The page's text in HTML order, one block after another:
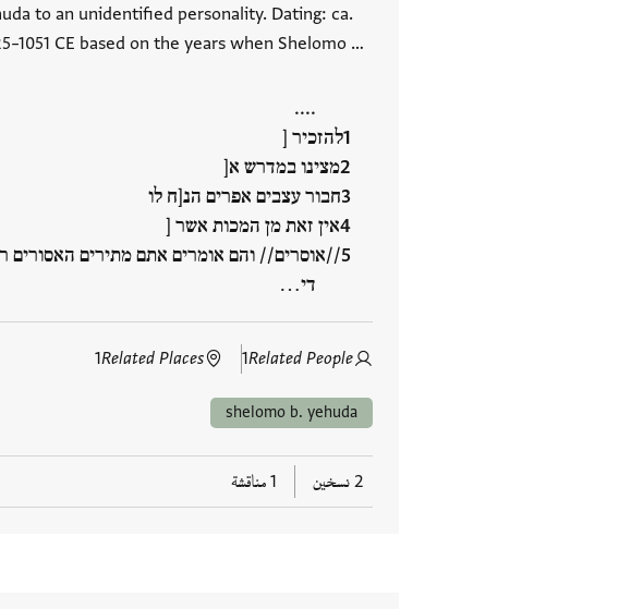
to an unidentified personality. Dating: ca.
CE based on the years when Shelomo …
....
להזכיר [
מצינו במדרש א[
חבור עצבים אפרים הנ[ח לו
אין זאת מן המכות אשר [
//אוסרים// והם אומרים אתם מתירים האסורים
די…
Related People
1
Related Places
1
shelomo b. yehuda
2 نسخين 1 مناقشة